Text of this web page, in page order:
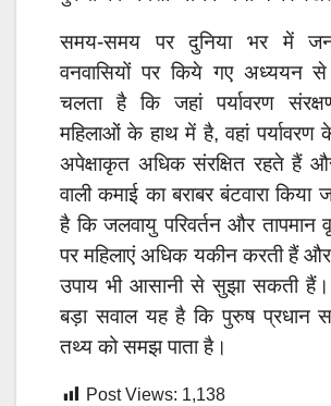
समय-समय पर दुनिया भर में
वनवासियों पर किये गए अध्ययन से
चलता है कि जहां पर्यावरण
महिलाओं के हाथ में है, वहां
अपेक्षाकृत अधिक संरक्षित रहते हैं
वाली कमाई का बराबर बंटवारा किया
है कि जलवायु परिवर्तन और तापमान
पर महिलाएं अधिक यकीन करती हैं
उपाय भी आसानी से सुझा सकती
बड़ा सवाल यह है कि पुरुष प्रधान
तथ्य को समझ पाता है।
Post Views: 1,138